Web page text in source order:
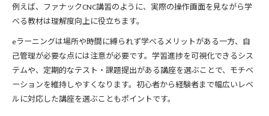
例えば、ファナックCNC講習のように、実際の操作画面を見ながら学
べる教材は理解度向上に役立ちます。
eラーニングは場所や時間に縛られず学べるメリットがある一方、自
己管理が必要な点には注意が必要です。学習進捗を可視化できるシス
テムや、定期的なテスト・課題提出がある講座を選ぶことで、モチベ
ーションを維持しやすくなります。初心者から経験者まで幅広いレベ
ルに対応した講座を選ぶこともポイントです。